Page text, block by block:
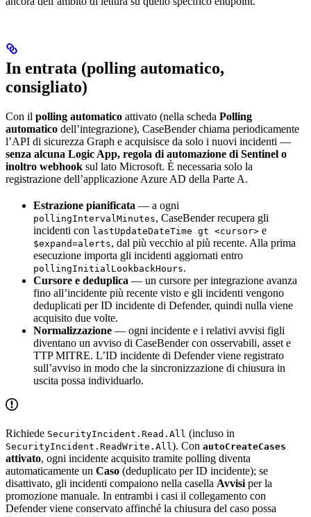
In entrata (polling automatico,
consigliato)
Con il polling automatico attivato (nella scheda Polling
automatico dell’integrazione), CaseBender chiama periodicamente
l’API di sicurezza Graph e acquisisce da solo i nuovi incidenti —
senza alcuna Logic App, regola di automazione di Sentinel o
inoltro webhook sul lato Microsoft. È necessaria solo la
registrazione dell’applicazione Azure AD della Parte A.
Estrazione pianificata — a ogni
pollingIntervalMinutes, CaseBender recupera gli
incidenti con lastUpdateDateTime gt <cursor> e
$expand=alerts, dal più vecchio al più recente. Alla prima
esecuzione importa gli incidenti aggiornati entro
pollingInitialLookbackHours.
Cursore e deduplica — un cursore per integrazione avanza
fino all’incidente più recente visto e gli incidenti vengono
deduplicati per ID incidente di Defender, quindi nulla viene
acquisito due volte.
Normalizzazione — ogni incidente e i relativi avvisi figli
diventano un avviso di CaseBender con osservabili, asset e
TTP MITRE. L’ID incidente di Defender viene registrato
sull’avviso in modo che la sincronizzazione di chiusura in
uscita possa individuarlo.
Richiede SecurityIncident.Read.All (incluso in
SecurityIncident.ReadWrite.All ). Con autoCreateCases
attivato, ogni incidente acquisito tramite polling diventa
automaticamente un Caso (deduplicato per ID incidente); se
disattivato, gli incidenti compaiono nella casella Avvisi per la
promozione manuale. In entrambi i casi il collegamento con
Defender viene conservato affinché la chiusura del caso possa